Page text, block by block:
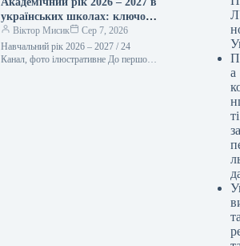
українських школах: ключові
напрямки та основні
трансформації
Віктор Мисик
Сер 7, 2026
Навчальний рік 2026 – 2027 / 24
Канал, фото ілюстративне До першого
а